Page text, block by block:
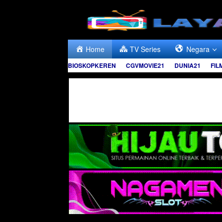
Home TV Series Negara
BIOSKOPKEREN CGVMOVIE21 DUNIA21